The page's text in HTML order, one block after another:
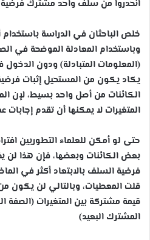
انحدروا من سلف واحد مشترك
خلص الباحثان في الدراسة
وباستخدام المعادلة الموضحة في
(المعلومات المتبادلة) ودون
يكاد يكون من المستحيل إثبات
الكائنات من أصل واحد بسيط، لإن
المتغيرات لا يمكنها أن تقدم
حتى لو أمكن للعلماء التطوريين
بعض الكائنات وبعضها، فإن هذا لن
فرضية السلف بالابتعاد أكثر في
قلت المعطيات، وبالتالي لن يكون
قيمة مشتركة بين المتغيرات (الصفة
المشترك البعيد)